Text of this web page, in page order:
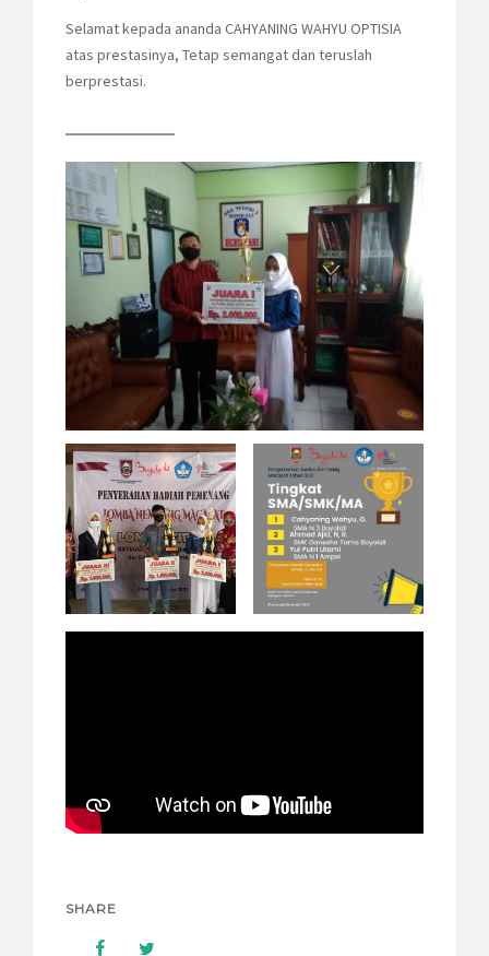
Selamat kepada ananda CAHYANING WAHYU OPTISIA
atas prestasinya, Tetap semangat dan teruslah
berprestasi.
SHARE